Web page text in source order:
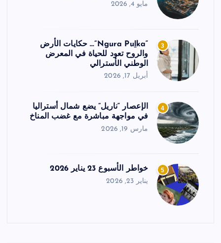
مايو 4, 2026
3
“Ngura Puḻka”… حكايات الأرض
والروح تعود للحياة في المعرض
الوطني الأسترالي
أبريل 17, 2026
4
الإعصار “ناريل” يضع شمال أستراليا
في مواجهة مباشرة مع غضب المناخ
مارس 19, 2026
5 خواطر الأسبوع 23 يناير 2026
يناير 23, 2026